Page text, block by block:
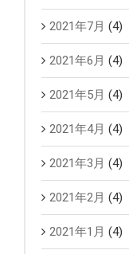
2021年7月 (4)
2021年6月 (4)
2021年5月 (4)
2021年4月 (4)
2021年3月 (4)
2021年2月 (4)
2021年1月 (4)